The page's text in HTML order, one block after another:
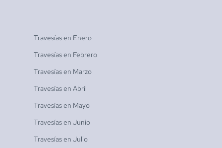
Travesías en Enero
Travesías en Febrero
Travesías en Marzo
Travesías en Abril
Travesías en Mayo
Travesías en Junio
Travesías en Julio